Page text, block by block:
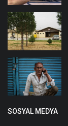
SOSYAL MEDYA